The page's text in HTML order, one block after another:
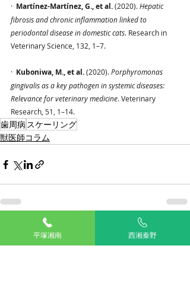
· Martínez-Martínez, G., et al. (2020). Hepatic
fibrosis and chronic inflammation linked to
periodontal disease in domestic cats. Research in
Veterinary Science, 132, 1–7.
· Kuboniwa, M., et al. (2020). Porphyromonas
gingivalis as a key pathogen in systemic diseases:
Relevance for veterinary medicine. Veterinary
Research, 51, 1–14.
歯周病 スケーリング
獣医師コラム
最新記事 すべて表示
平塚湘南 西湘秦野